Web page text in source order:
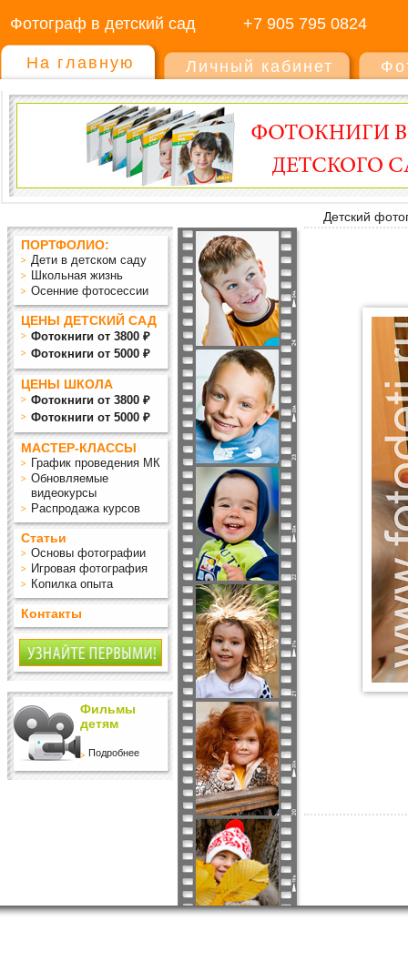
Фотограф в детский сад +7 905 795 0824
На главную Личный кабинет
Детский
ПОРТФОЛИО:
Дети в детском саду
Школьная жизнь
Осенние фотосессии
ЦЕНЫ ДЕТСКИЙ САД
Фотокниги от 3800 ₽
Фотокниги от 5000 ₽
ЦЕНЫ ШКОЛА
Фотокниги от 3800 ₽
Фотокниги от 5000 ₽
МАСТЕР-КЛАССЫ
График проведения МК
Обновляемые
видеокурсы
Распродажа курсов
Статьи
Основы фотографии
Игровая фотография
Копилка опыта
Контакты
Фильмы
детям
Подробнее